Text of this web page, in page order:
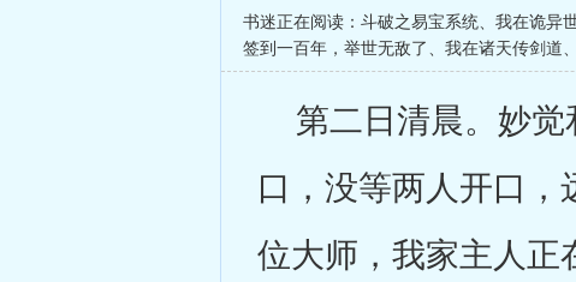
书迷正在阅读： 斗破之易宝系统、 我在诡异
签到一百年，举世无敌了、 我在诸天传剑道、
第二日清晨。妙觉
口，没等两人开口
位大师，我家主人正